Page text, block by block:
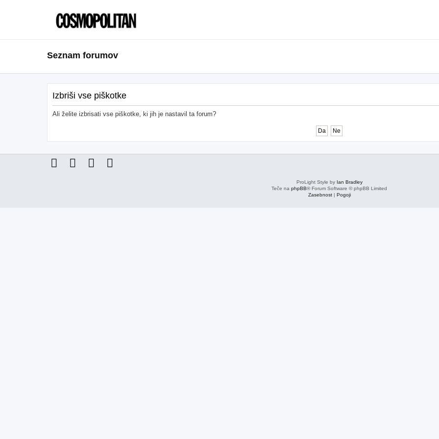
Seznam forumov
Izbriši vse piškotke
Ali želite izbrisati vse piškotke, ki jih je nastavil ta forum?
ProLight Style by Ian Bradley
Teče na phpBB® Forum Software © phpBB Limited
Zasebnost| Pogoji